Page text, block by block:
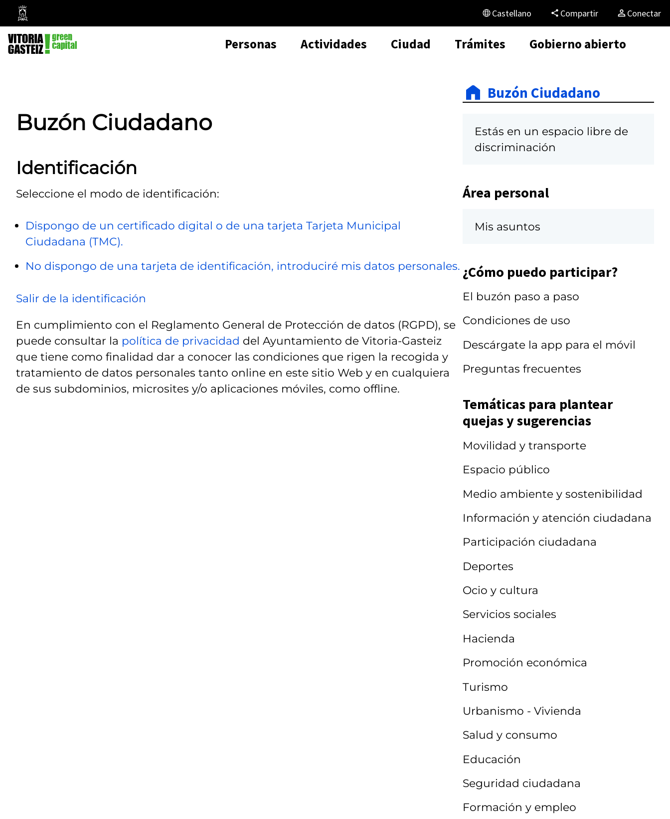
Ayuntamiento
Vitoria-
Gasteiz
Castellano Compartir Conectar
Personas Actividades Ciudad Trámites Gobierno abierto
Buzón Ciudadano
Identificación
Seleccione el modo de identificación:
Dispongo de un certificado digital o de una tarjeta Tarjeta Municipal
Ciudadana (TMC).
No dispongo de una tarjeta de identificación, introduciré mis datos personales.
Salir de la identificación
En cumplimiento con el Reglamento General de Protección de datos (RGPD), se
puede consultar la política de privacidad del Ayuntamiento de Vitoria-Gasteiz
que tiene como finalidad dar a conocer las condiciones que rigen la recogida y
tratamiento de datos personales tanto online en este sitio Web y en cualquiera
de sus subdominios, microsites y/o aplicaciones móviles, como offline.
Buzón Ciudadano
Estás en un espacio libre de
discriminación
Área personal
Mis asuntos
¿Cómo puedo participar?
El buzón paso a paso
Condiciones de uso
Descárgate la app para el móvil
Preguntas frecuentes
Temáticas para plantear
quejas y sugerencias
Movilidad y transporte
Espacio público
Medio ambiente y sostenibilidad
Información y atención ciudadana
Participación ciudadana
Deportes
Ocio y cultura
Servicios sociales
Hacienda
Promoción económica
Turismo
Urbanismo - Vivienda
Salud y consumo
Educación
Seguridad ciudadana
Formación y empleo